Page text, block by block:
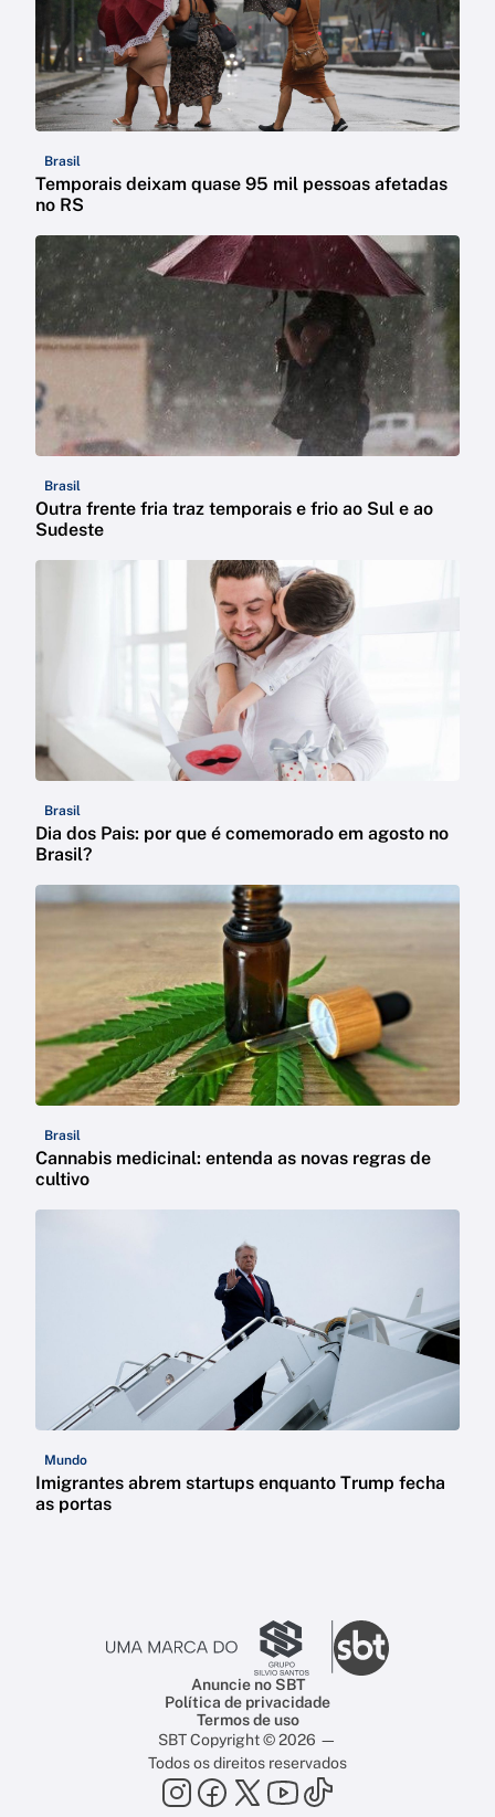
Brasil
Temporais deixam quase 95 mil pessoas afetadas
no RS
Brasil
Outra frente fria traz temporais e frio ao Sul e ao
Sudeste
Brasil
Dia dos Pais: por que é comemorado em agosto no
Brasil?
Brasil
Cannabis medicinal: entenda as novas regras de
cultivo
Mundo
Imigrantes abrem startups enquanto Trump fecha
as portas
Anuncie no SBT
Política de privacidade
Termos de uso
SBT Copyright © 2026 —
Todos os direitos reservados